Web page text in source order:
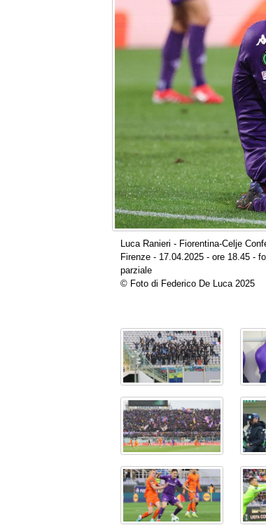
Luca Ranieri - Fiorentina-Celje
Firenze - 17.04.2025 - ore 18.45 -
parziale
© Foto di Federico De Luca 2025